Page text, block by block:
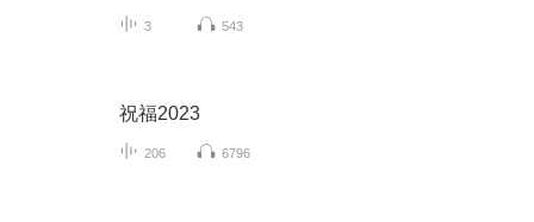
3 543
祝福2023
206 6796